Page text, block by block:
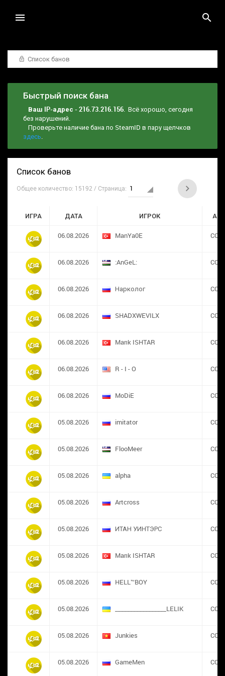
Список банов
Быстрый поиск бана
Ваш IP-адрес - 216.73.216.156. Всё хорошо, сегодня
без нарушений.
Проверьте наличие бана по SteamID в пару щелчков
здесь.
Список банов
Общее количество: 15192 / Страница:
ИГРА ДАТА ИГРОК
06.08.2026 ManYa0E
06.08.2026 :AnGeL:
06.08.2026 Нарколог
06.08.2026 SHADXWEVILX
06.08.2026 Marık ISHTAR
06.08.2026 R - I - O
06.08.2026 MoDiE
05.08.2026 imitator
05.08.2026 FlooMeer
05.08.2026 alpha
05.08.2026 Artcross
05.08.2026 ИТАН УИНТЭРС
05.08.2026 Marık ISHTAR
05.08.2026 HELL™BOY
05.08.2026 _________________LELIK
05.08.2026 Junkies
05.08.2026 GameMen